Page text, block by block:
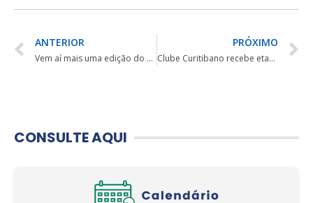
ANTERIOR
Vem aí mais uma edição do Circuito Best Golf
PRÓXIMO
Clube Curitibano recebe etapa do Garzón Gorila Tour
CONSULTE AQUI